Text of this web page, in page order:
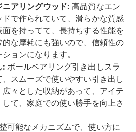
アリングウッド: 高品質なエン
で作られていて、滑らかな質感
を持ってて、長持ちする性能を
な摩耗にも強いので、信頼性の
ョンになります。
: ボールベアリング引き出しスラ
スムーズで使いやすい引き出し
々とした収納があって、アイテ
て、家庭での使い勝手を向上さ
可能なメカニズムで、使い方に